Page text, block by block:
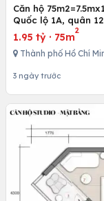
Căn hộ
Quốc lộ 1A, quân
1.95 tỷ · 75m
2
Thành phố Hồ Chí
3 ngày trước